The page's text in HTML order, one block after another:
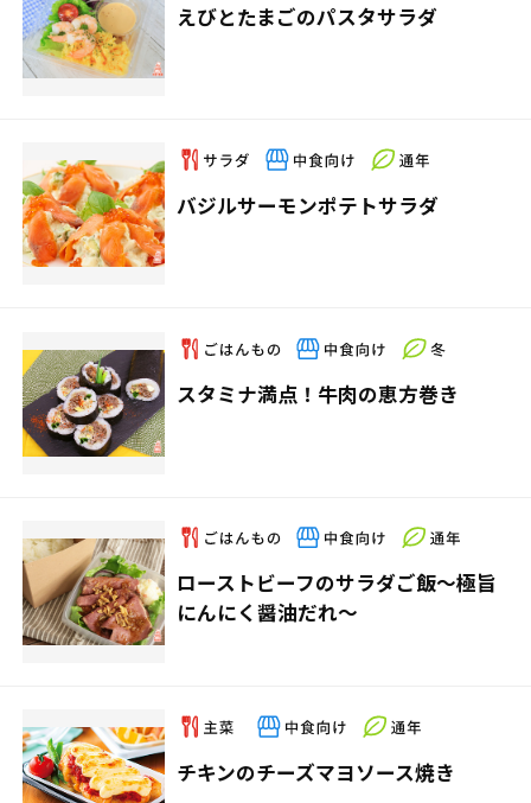
えびとたまごのパスタサラダ
バジルサーモンポテトサラダ
スタミナ満点！牛肉の恵方巻き
ローストビーフのサラダご飯～極旨
にんにく醤油だれ～
チキンのチーズマヨソース焼き